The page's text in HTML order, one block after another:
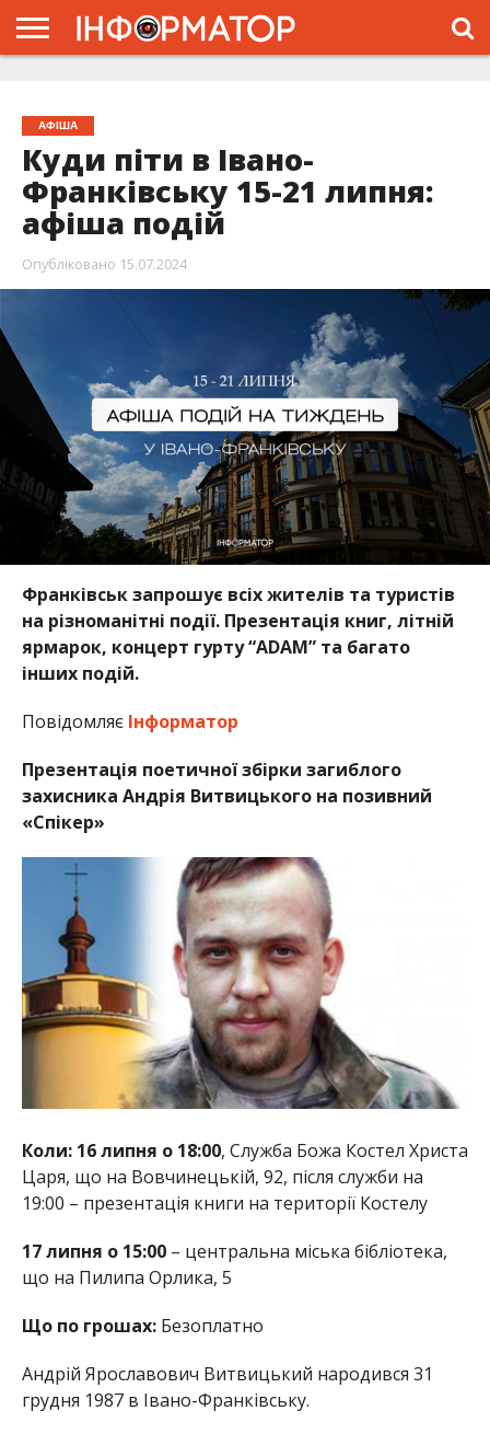
АФІША
Куди піти в Івано-
Франківську 15-21 липня:
афіша подій
Опубліковано 15.07.2024
Франківськ запрошує всіх жителів та туристів
на різноманітні події. Презентація книг, літній
ярмарок, концерт гурту “ADAM” та багато
інших подій.
Повідомляє Інформатор
Презентація поетичної збірки загиблого
захисника Андрія Витвицького на позивний
«Спікер»
Коли: 16 липня о 18:00, Служба Божа Костел Христа
Царя, що на Вовчинецькій, 92, після служби на
19:00 – презентація книги на території Костелу
17 липня о 15:00– центральна міська бібліотека,
що на Пилипа Орлика, 5
Що по грошах:Безоплатно
Андрій Ярославович Витвицький народився 31
грудня 1987 в Івано-Франківську.